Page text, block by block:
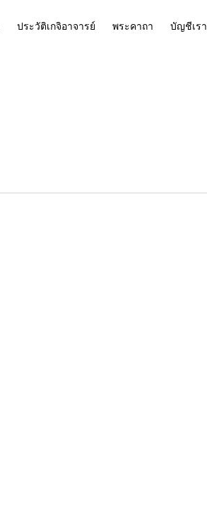
ประวัติเกจิอาจารย์ พระคาถา บัญชีเรา